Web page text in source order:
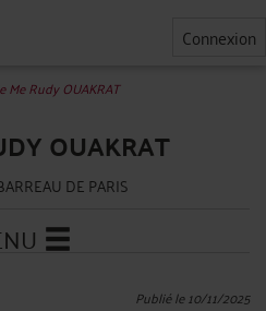
Connexion
Me Rudy OUAKRAT
OUAKRAT
DE PARIS
Publié le 10/11/2025